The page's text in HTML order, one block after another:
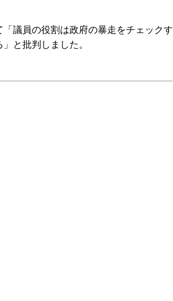
議員の役割は政府の暴走をチェックす
と批判しました。